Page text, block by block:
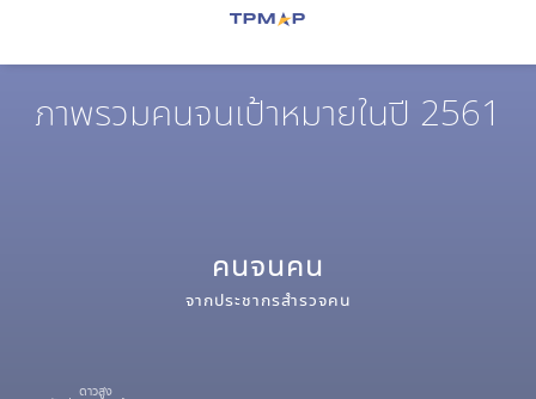
ภาพรวมคนจนเป้าหมายในปี 2561
คนจนคน
จากประชากรสำรวจคน
ดาวสูง